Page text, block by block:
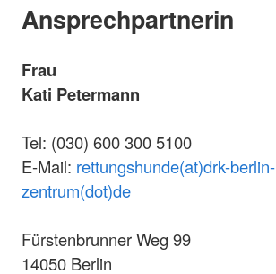
Ansprechpartnerin
Frau
Kati Petermann
Tel: (030) 600 300 5100
E-Mail: rettungshunde(at)drk-berlin-
zentrum(dot)de
Fürstenbrunner Weg 99
14050 Berlin